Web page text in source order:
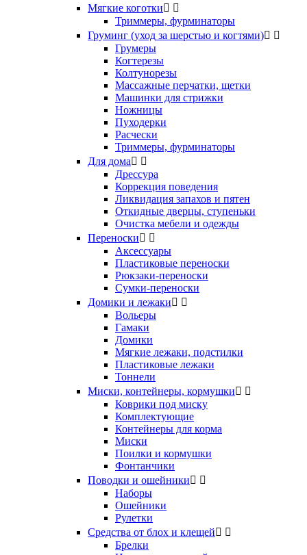
Мягкие коготки 
Триммеры, фурминаторы
Груминг (уход за шерстью и когтями) 
Грумеры
Когтерезы
Колтунорезы
Массажные перчатки, щетки
Машинки для стрижки
Ножницы
Пуходерки
Расчески
Триммеры, фурминаторы
Для дома 
Дрессура
Коррекция поведения
Ликвидация запахов и пятен
Откидные дверцы, ступеньки
Очистка мебели и одежды
Переноски 
Аксессуары
Пластиковые переноски
Рюкзаки-переноски
Сумки-переноски
Домики и лежаки 
Вольеры
Гамаки
Домики
Мягкие лежаки, подстилки
Пластиковые лежаки
Тоннели
Миски, контейнеры, кормушки 
Коврики под миску
Комплектующие
Контейнеры для корма
Миски
Поилки и кормушки
Фонтанчики
Поводки и ошейники 
Наборы
Ошейники
Рулетки
Средства от блох и клещей 
Брелки